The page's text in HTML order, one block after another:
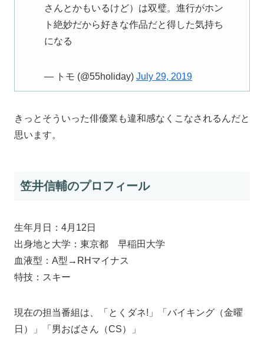
さんとかもいるけど）は双璧。進行がホン
ト絶妙だから好きな作品だと得した気持ち
になる
— トモ (@55holiday) July 29, 2019
きっとそういった俳優業も違和感なくこなされるんだと
思います。
笠井信輔のプロフィール
生年月日：4月12日
出身地と大学：東京都 早稲田大学
血液型：A型→RHマイナス
特技：スキー
現在の担当番組は、「とくダネ!」「バイキング（金曜
日）」「男おばさん（CS）」